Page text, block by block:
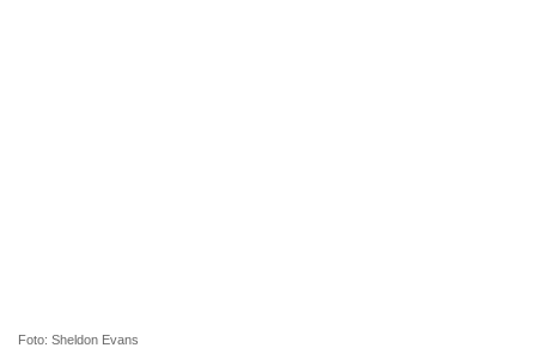
Foto: Sheldon Evans